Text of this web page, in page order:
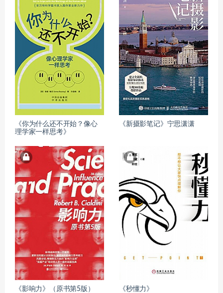
《你为什么还不开始？像心
理学家一样思考》
《新摄影笔记》宁思潇潇
《影响力》（原书第5版） 《秒懂力》